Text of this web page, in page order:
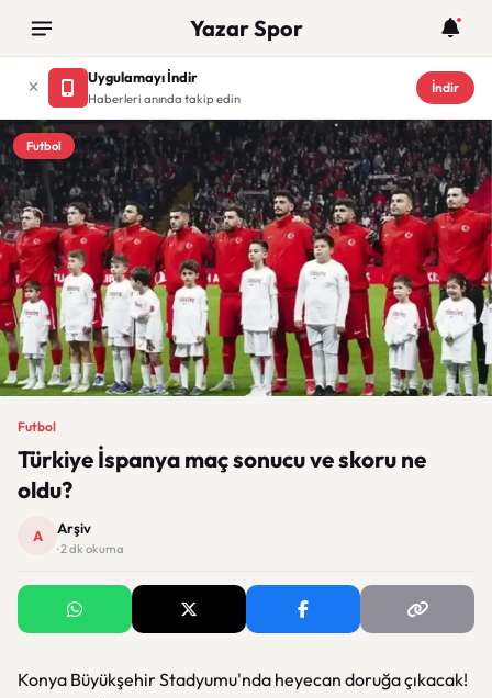
Yazar Spor
Uygulamayı İndir
Haberleri anında takip edin
İndir
Futbol
Futbol
Türkiye İspanya maç sonucu ve skoru ne
oldu?
A Arşiv
· 2 dk okuma
Konya Büyükşehir Stadyumu'nda heyecan doruğa çıkacak!